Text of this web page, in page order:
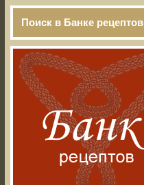
Поиск в Банке рецептов